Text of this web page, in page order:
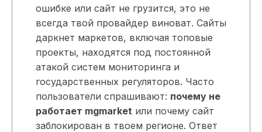
ошибке или сайт не грузится, это не
всегда твой провайдер виноват. Сайты
даркнет маркетов, включая топовые
проекты, находятся под постоянной
атакой систем мониторинга и
государственных регуляторов. Часто
пользователи спрашивают: почему не
работает mgmarket или почему сайт
заблокирован в твоем регионе. Ответ